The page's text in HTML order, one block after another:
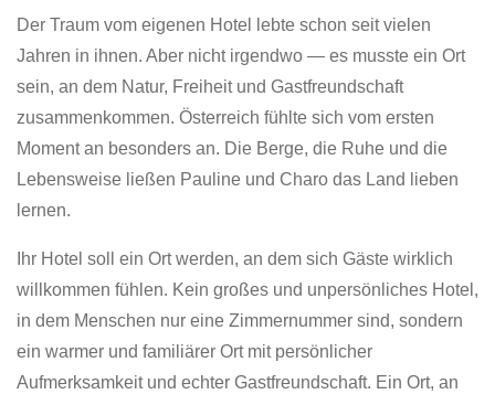
Der Traum vom eigenen Hotel lebte schon seit vielen
Jahren in ihnen. Aber nicht irgendwo — es musste ein Ort
sein, an dem Natur, Freiheit und Gastfreundschaft
zusammenkommen. Österreich fühlte sich vom ersten
Moment an besonders an. Die Berge, die Ruhe und die
Lebensweise ließen Pauline und Charo das Land lieben
lernen.
Ihr Hotel soll ein Ort werden, an dem sich Gäste wirklich
willkommen fühlen. Kein großes und unpersönliches Hotel,
in dem Menschen nur eine Zimmernummer sind, sondern
ein warmer und familiärer Ort mit persönlicher
Aufmerksamkeit und echter Gastfreundschaft. Ein Ort, an